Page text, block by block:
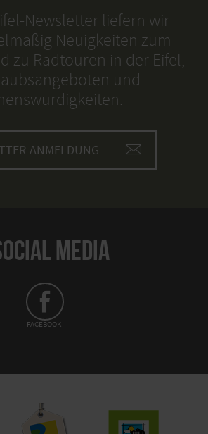
Newsletter liefern wir
Neuigkeiten zum
zu Radtouren in der Eifel,
und
ANMELDUNG
MEDIA
FACEBOOK